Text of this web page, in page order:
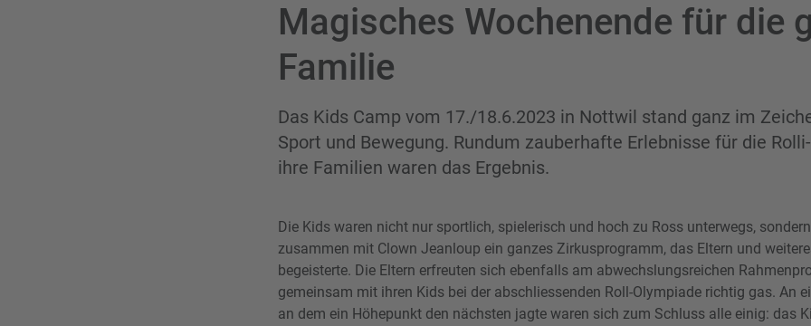
Magisches Wochenende für die
Familie
Das Kids Camp vom 17./18.6.2023 in Nottwil stand ganz im
Sport und Bewegung. Rundum zauberhafte Erlebnisse für die
ihre Familien waren das Ergebnis.
Die Kids waren nicht nur sportlich, spielerisch und hoch zu Ross unterwegs,
zusammen mit Clown Jeanloup ein ganzes Zirkusprogramm, das Eltern und
begeisterte. Die Eltern erfreuten sich ebenfalls am abwechslungsreichen
gemeinsam mit ihren Kids bei der abschliessenden Roll-Olympiade richtig gas. An
an dem ein Höhepunkt den nächsten jagte waren sich zum Schluss alle einig: das